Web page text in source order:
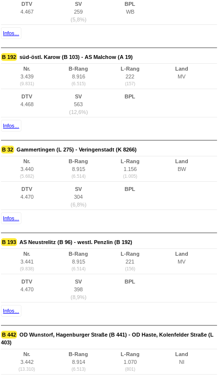
DTV
4.467
SV
259
(5,8%)
BPL
WB
Infos...
B 192 süd-östl. Karow (B 103) - AS Malchow (A 19)
Nr.
3.439
(9.831)
B-Rang
8.916
(6.515)
L-Rang
222
(157)
Land
MV
DTV
4.468
SV
563
(12,6%)
BPL
Infos...
B 32 Gammertingen (L 275) - Veringenstadt (K 8266)
Nr.
3.440
(5.682)
B-Rang
8.915
(6.514)
L-Rang
1.156
(1.005)
Land
BW
DTV
4.470
SV
304
(6,8%)
BPL
Infos...
B 193 AS Neustrelitz (B 96) - westl. Penzlin (B 192)
Nr.
3.441
(9.838)
B-Rang
8.915
(6.514)
L-Rang
221
(156)
Land
MV
DTV
4.470
SV
398
(8,9%)
BPL
Infos...
B 442 OD Wunstorf, Hagenburger Straße (B 441) - OD Haste, Kolenfelder Straße (L
403)
Nr.
3.442
(13.310)
B-Rang
8.914
(6.513)
L-Rang
1.070
(801)
Land
NI